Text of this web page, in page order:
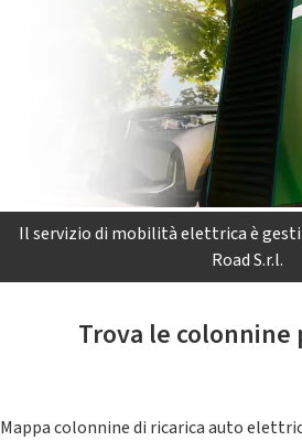
Il servizio di mobilità elettrica è
Road S.r.l.
Trova le colonnine
Mappa colonnine di ricarica auto